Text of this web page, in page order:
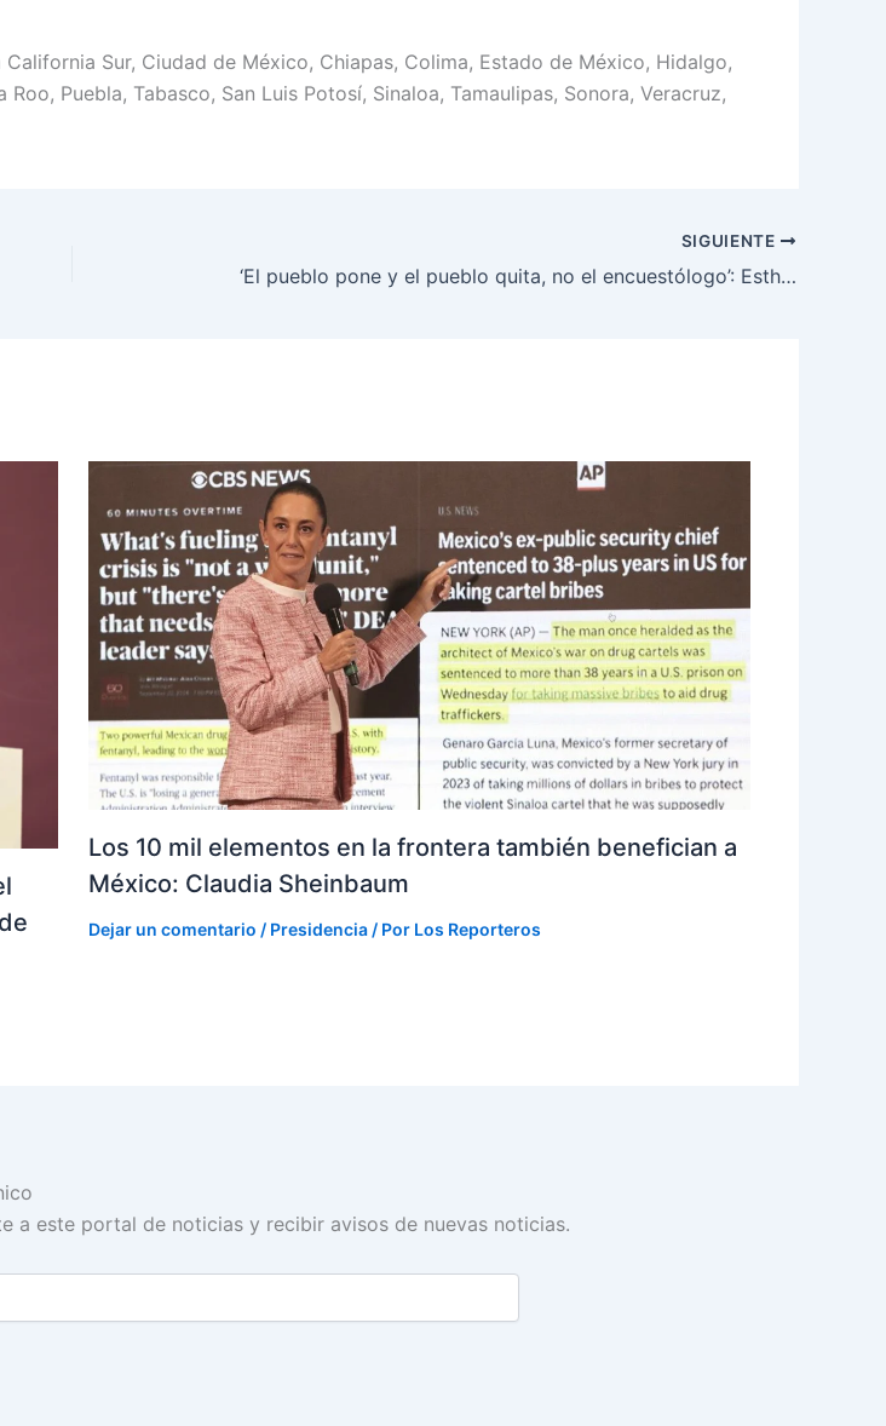
Sur, Ciudad de México, Chiapas, Colima, Estado de México, Hidalgo,
Puebla, Tabasco, San Luis Potosí, Sinaloa, Tamaulipas, Sonora, Veracruz,
SIGUIENTE
‘El pueblo pone y el pueblo quita, no el encuestólogo’: Esthela Damián
Los 10 mil elementos en la frontera también benefician a
México: Claudia Sheinbaum
Dejar un comentario / Presidencia/ Por Los Reporteros
a este portal de noticias y recibir avisos de nuevas noticias.